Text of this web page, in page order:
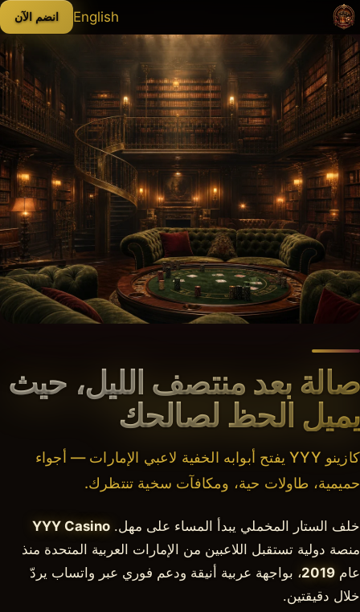
English انضم الآن
صالة بعد منتصف الليل، حيث
يميل الحظ لصالحك
كازينو YYY يفتح أبوابه الخفية لاعبي الإمارات — أجواء
حميمية، طاولات حية، ومكافآت سخية تنتظرك.
خلف الستار المخملي يبدأ المساء على مهل. YYY Casino
منصة دولية تستقبل اللاعبين من الإمارات العربية المتحدة منذ
عام 2019، بواجهة عربية أنيقة ودعم فوري عبر واتساب يردّ
خلال دقيقتين.